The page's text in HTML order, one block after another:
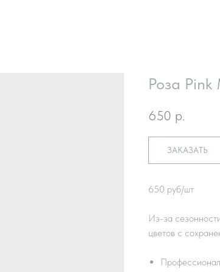
Роза
650 р.
ЗАКАЗАТЬ
650 руб/шт
Из-за
цветов с